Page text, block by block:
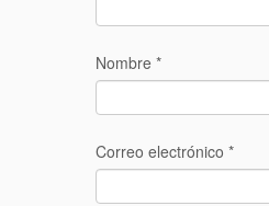
Nombre *
Correo electrónico *